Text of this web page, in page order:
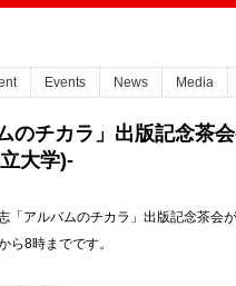
Events News Media
のチカラ」出版記念茶
大学)-
「アルバムのチカラ」出版記念茶会
ら8時までです。